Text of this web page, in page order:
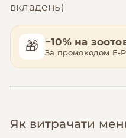
вкладень)
🎁 −10% на
За промокодом E-
Як витрачати